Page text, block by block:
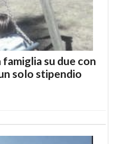
su due con
solo stipendio